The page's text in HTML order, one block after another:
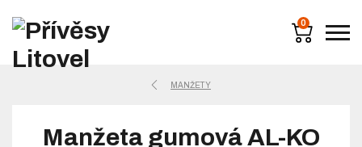
0
MANŽETY
Manžeta gumová AL-KO